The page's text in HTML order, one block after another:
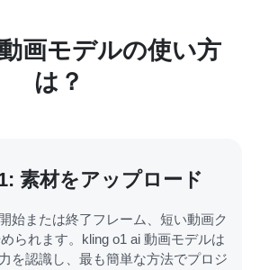
画モデルの使い方
は？
素材をアップロード
始または終了フレーム、短い動画ク
られます。kling o1 ai 動画モデルは
を認識し、最も簡単な方法でプロジ